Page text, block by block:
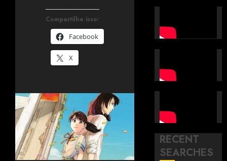
Compartilhe isso:
Facebook
X
RECENT
SEARCHES